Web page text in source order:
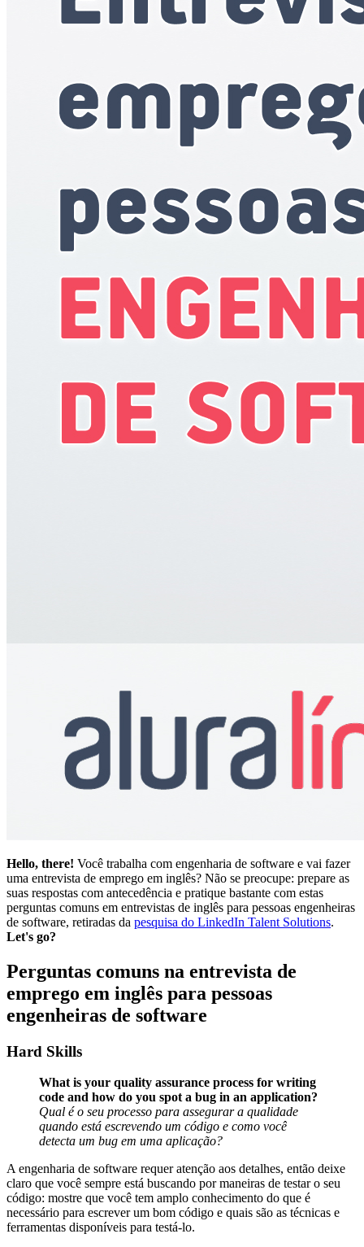
Hello, there! Você trabalha com engenharia de software e vai fazer
uma entrevista de emprego em inglês? Não se preocupe: prepare as
suas respostas com antecedência e pratique bastante com estas
perguntas comuns em entrevistas de inglês para pessoas engenheiras
de software, retiradas da pesquisa do LinkedIn Talent Solutions.
Let's go?
Perguntas comuns na entrevista de
emprego em inglês para pessoas
engenheiras de software
Hard Skills
What is your quality assurance process for writing
code and how do you spot a bug in an application?
Qual é o seu processo para assegurar a qualidade
quando está escrevendo um código e como você
detecta um bug em uma aplicação?
A engenharia de software requer atenção aos detalhes, então deixe
claro que você sempre está buscando por maneiras de testar o seu
código: mostre que você tem amplo conhecimento do que é
necessário para escrever um bom código e quais são as técnicas e
ferramentas disponíveis para testá-lo.